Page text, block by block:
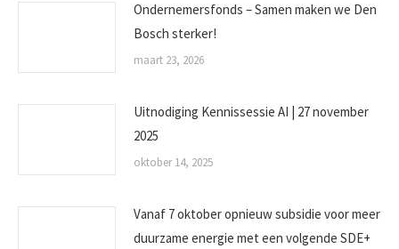
Ondernemersfonds – Samen maken we Den
Bosch sterker!
maart 23, 2026
Uitnodiging Kennissessie AI | 27 november
2025
oktober 14, 2025
Vanaf 7 oktober opnieuw subsidie voor meer
duurzame energie met een volgende SDE+